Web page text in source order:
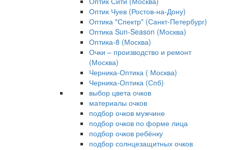
Оптик Чуев (Ростов-на-Дону)
Оптика "Спектр" (Санкт-Петербург)
Оптика Sun-Season (Москва)
Оптика-8 (Москва)
Очки – производство и ремонт
(Москва)
Черника-Оптика ( Москва)
Черника-Оптика (Спб)
выбор цвета очков
материалы очков
подбор очков мужчине
подбор очков по форме лица
подбор очков ребёнку
подбор солнцезащитных очков